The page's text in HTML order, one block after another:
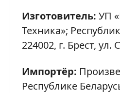
Изготовитель: УП
Техника»;
224002, г. Брест, ул.
Импортёр:
Республике